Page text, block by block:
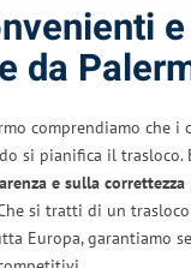
da
comprendiamo che i
si pianifica il trasloco.
e sulla correttezza
si tratti di un
Europa, garantiamo